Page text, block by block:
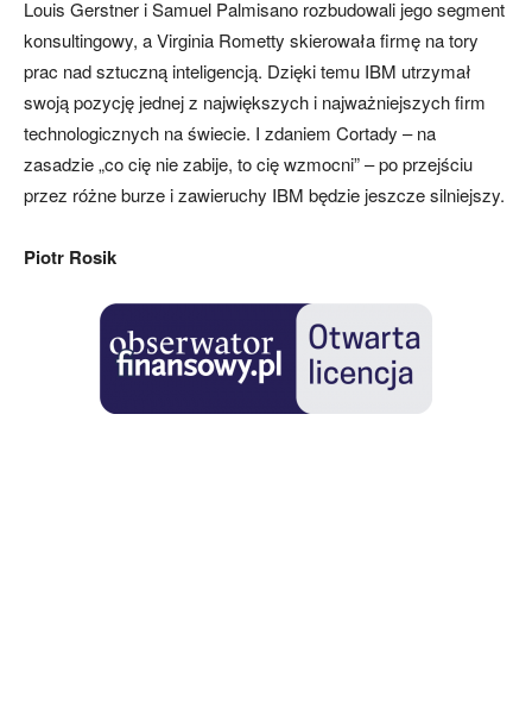
Louis Gerstner i Samuel Palmisano rozbudowali jego segment
konsultingowy, a Virginia Rometty skierowała firmę na tory
prac nad sztuczną inteligencją. Dzięki temu IBM utrzymał
swoją pozycję jednej z największych i najważniejszych firm
technologicznych na świecie. I zdaniem Cortady – na
zasadzie „co cię nie zabije, to cię wzmocni” – po przejściu
przez różne burze i zawieruchy IBM będzie jeszcze silniejszy.
Piotr Rosik